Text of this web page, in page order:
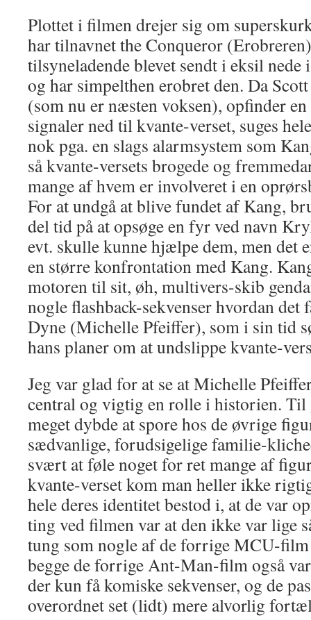
Plottet i filmen drejer sig om
har tilnavnet the Conqueror
tilsyneladende blevet sendt i eksil nede
og har simpelthen erobret den. Da
(som nu er næsten voksen), opfinder
signaler ned til kvante-verset, suges
nok pga. en slags alarmsystem som
så kvante-versets brogede og
mange af hvem er involveret i en
For at undgå at blive fundet af Kang,
del tid på at opsøge en fyr ved navn
evt. skulle kunne hjælpe dem, men det
en større konfrontation med Kang.
motoren til sit, øh, multivers-skib
nogle flashback-sekvenser hvordan det
Dyne (Michelle Pfeiffer), som i sin tid
hans planer om at und­slippe kvante-
Jeg var glad for at se at Michelle
central og vigtig en rolle i historien.
meget dybde at spore hos de øvrige
sædvanlige, forudsigelige familie-
svært at føle noget for ret mange af
kvante-verset kom man heller ikke
hele deres identitet bestod i, at de var
ting ved filmen var at den ikke var lige
tung som nogle af de forrige MCU-
begge de forrige Ant-Man-film også
der kun få komiske sekvenser, og de
overordnet set (lidt) mere alvorlig